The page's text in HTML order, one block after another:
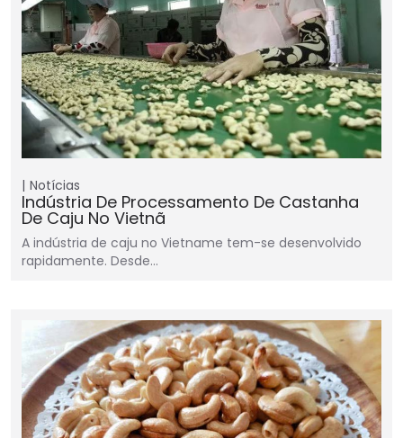
Notícias
Indústria De Processamento De Castanha
De Caju No Vietnã
A indústria de caju no Vietname tem-se desenvolvido
rapidamente. Desde…